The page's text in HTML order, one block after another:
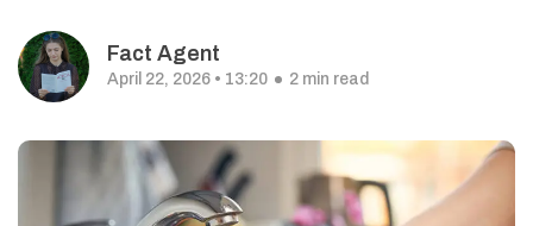
Fact Agent
April 22, 2026 • 13:20 2 min read